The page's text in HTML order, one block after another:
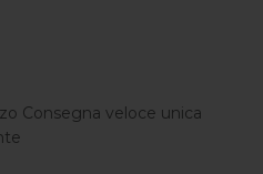
Consegna veloce unica